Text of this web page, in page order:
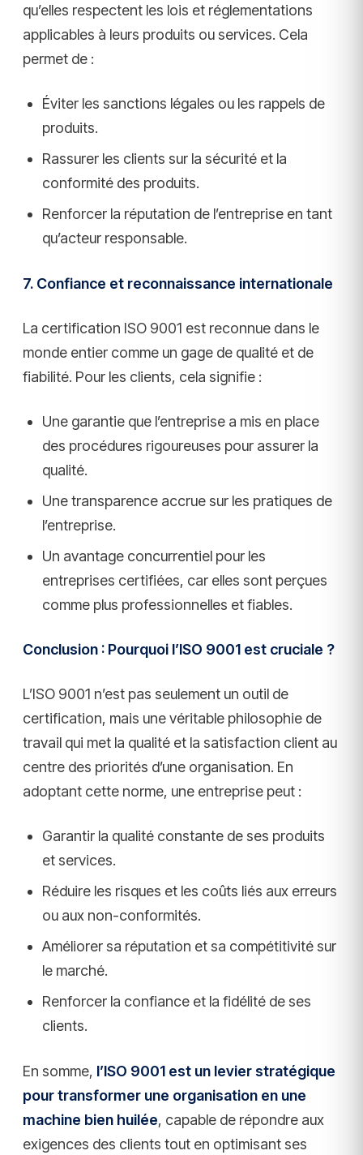
qu’elles respectent les lois et réglementations
applicables à leurs produits ou services. Cela
permet de :
Éviter les sanctions légales ou les rappels de
produits.
Rassurer les clients sur la sécurité et la
conformité des produits.
Renforcer la réputation de l’entreprise en tant
qu’acteur responsable.
7. Confiance et reconnaissance internationale
La certification ISO 9001 est reconnue dans le
monde entier comme un gage de qualité et de
fiabilité. Pour les clients, cela signifie :
Une garantie que l’entreprise a mis en place
des procédures rigoureuses pour assurer la
qualité.
Une transparence accrue sur les pratiques de
l’entreprise.
Un avantage concurrentiel pour les
entreprises certifiées, car elles sont perçues
comme plus professionnelles et fiables.
Conclusion : Pourquoi l’ISO 9001 est cruciale ?
L’ISO 9001 n’est pas seulement un outil de
certification, mais une véritable philosophie de
travail qui met la qualité et la satisfaction client au
centre des priorités d’une organisation. En
adoptant cette norme, une entreprise peut :
Garantir la qualité constante de ses produits
et services.
Réduire les risques et les coûts liés aux erreurs
ou aux non-conformités.
Améliorer sa réputation et sa compétitivité sur
le marché.
Renforcer la confiance et la fidélité de ses
clients.
En somme, l’ISO 9001 est un levier stratégique
pour transformer une organisation en une
machine bien huilée, capable de répondre aux
exigences des clients tout en optimisant ses